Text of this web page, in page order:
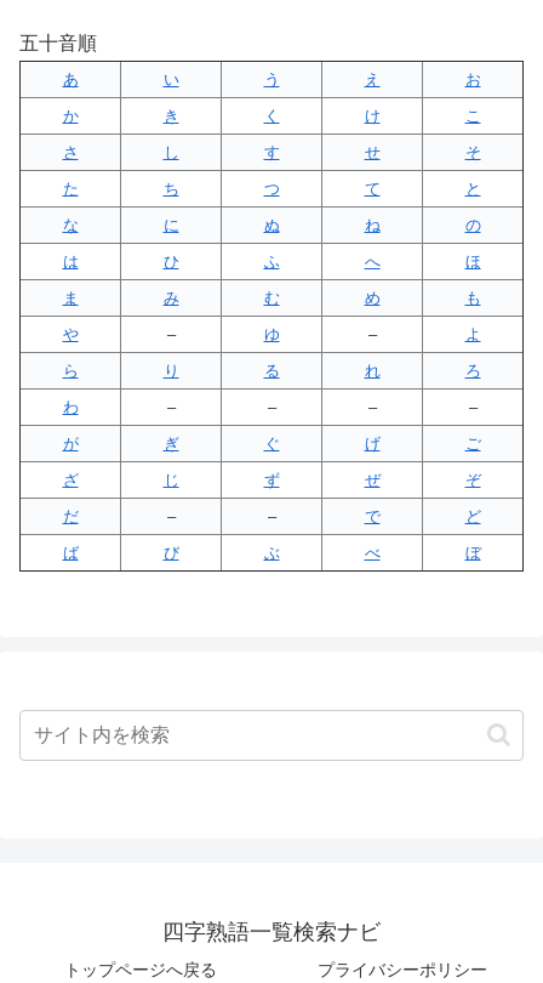
五十音順
あ い う え
お
か
き く け
こ
さ
し す せ
そ
た
ち つ て
と
な
に ぬ ね
の
は
ひ ふ へ
ほ
ま
み む め
も
や
– ゆ –
よ
ら
り る れ
ろ
わ
– – –
–
が
ぎ ぐ げ
ご
ざ
じ ず ぜ
ぞ
だ
– – で
ど
ば
び ぶ べ ぼ
四字熟語一覧検索ナビ
トップページへ戻る プライバシーポリシー